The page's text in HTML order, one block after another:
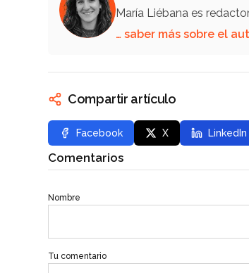
María Liébana es
… saber más sobre el
Compartir artículo
Facebook X LinkedIn
Comentarios
Nombre
Tu comentario